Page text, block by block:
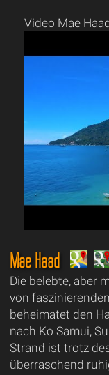
Video Mae
Mae Haad
Die belebte, aber
von
beheimatet den
nach Ko Samui,
Strand ist trotz
überraschend